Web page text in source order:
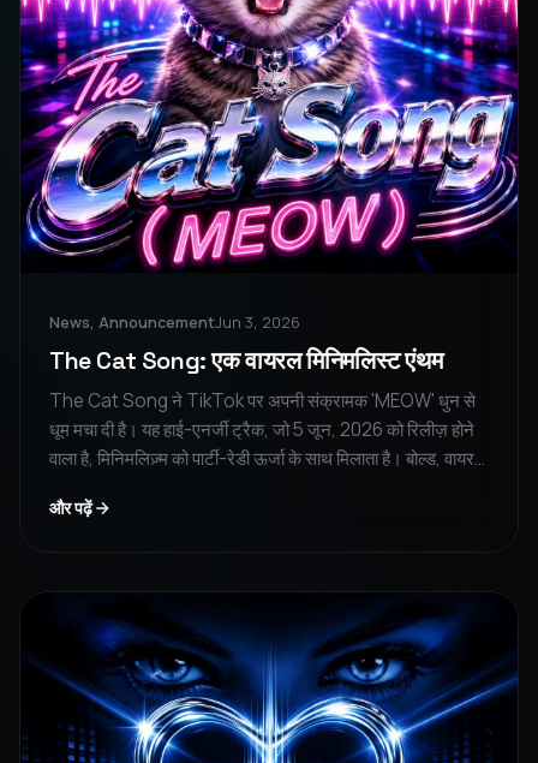
News, AnnouncementJun 3, 2026
The Cat Song: एक वायरल मिनिमलिस्ट एंथम
The Cat Song ने TikTok पर अपनी संक्रामक 'MEOW' धुन से
धूम मचा दी है। यह हाई-एनर्जी ट्रैक, जो 5 जून, 2026 को रिलीज़ होने
वाला है, मिनिमलिज़्म को पार्टी-रेडी ऊर्जा के साथ मिलाता है। बोल्ड, वायरल
और पढ़ें